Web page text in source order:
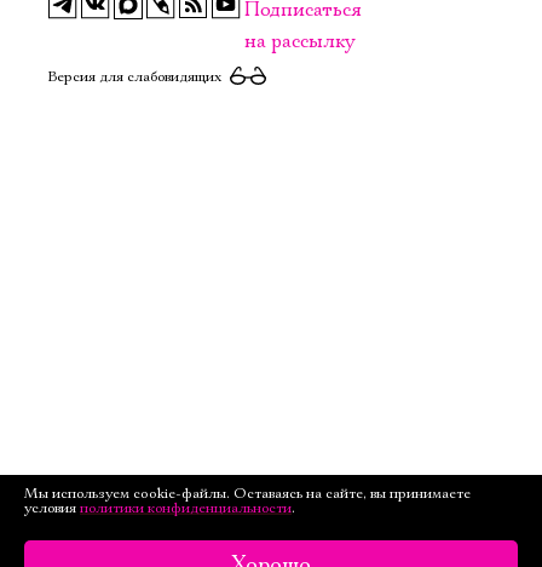
Подписаться
на рассылку
Версия для слабовидящих
Мы используем cookie-файлы. Оставаясь на сайте, вы принимаете
условия политики конфиденциальности.